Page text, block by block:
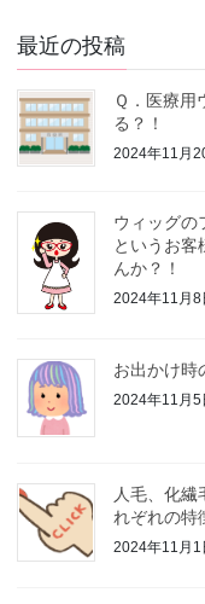
最近の投稿
Ｑ．医療用
る？！
2024年11月
ウィッグの
というお客
んか？！
2024年11月8
お出かけ
2024年11月5
人毛、化繊
れぞれの特
2024年11月1